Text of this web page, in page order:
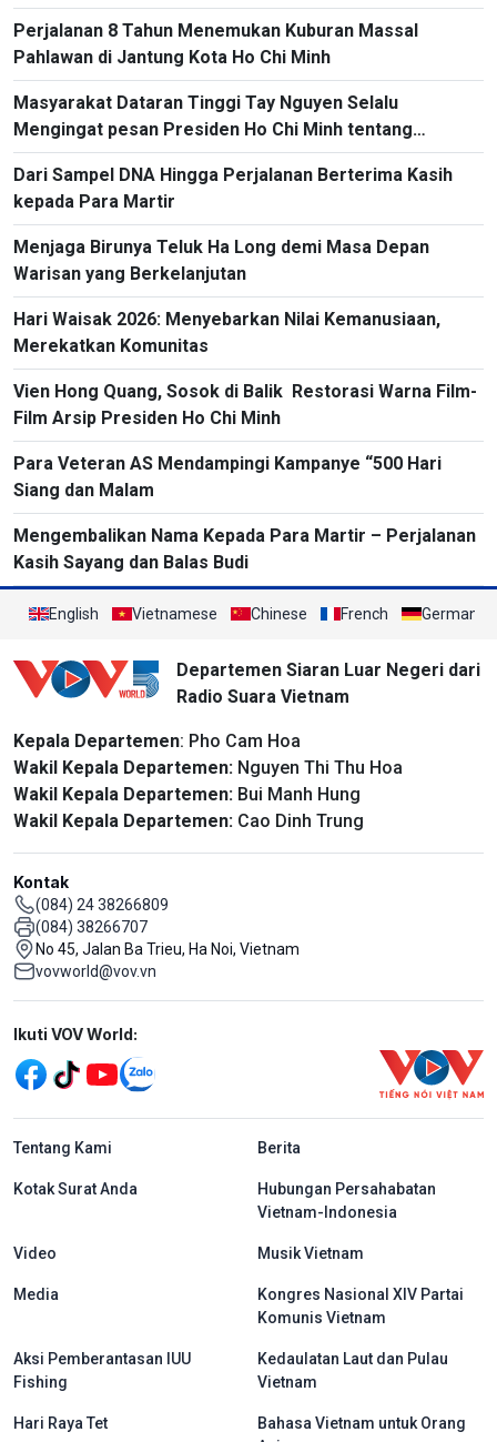
Perjalanan 8 Tahun Menemukan Kuburan Massal
Pahlawan di Jantung Kota Ho Chi Minh
Masyarakat Dataran Tinggi Tay Nguyen Selalu
Mengingat pesan Presiden Ho Chi Minh tentang
Persatuan Besar
Dari Sampel DNA Hingga Perjalanan Berterima Kasih
kepada Para Martir
Menjaga Birunya Teluk Ha Long demi Masa Depan
Warisan yang Berkelanjutan
Hari Waisak 2026: Menyebarkan Nilai Kemanusiaan,
Merekatkan Komunitas
Vien Hong Quang, Sosok di Balik Restorasi Warna Film-
Film Arsip Presiden Ho Chi Minh
Para Veteran AS Mendampingi Kampanye “500 Hari
Siang dan Malam
Mengembalikan Nama Kepada Para Martir – Perjalanan
Kasih Sayang dan Balas Budi
English Vietnamese Chinese French German
Departemen Siaran Luar Negeri dari
Radio Suara Vietnam
Kepala Departemen: Pho Cam Hoa
Wakil Kepala Departemen: Nguyen Thi Thu Hoa
Wakil Kepala Departemen: Bui Manh Hung
Wakil Kepala Departemen: Cao Dinh Trung
Kontak
(084) 24 38266809
(084) 38266707
No 45, Jalan Ba Trieu, Ha Noi, Vietnam
vovworld@vov.vn
Mạng xã hội
Ikuti VOV World:
menu footer tiếng Indo
Tentang Kami Berita
Kotak Surat Anda
Hubungan Persahabatan
Vietnam-Indonesia
Video Musik Vietnam
Media
Kongres Nasional XIV Partai
Komunis Vietnam
Aksi Pemberantasan IUU
Fishing
Kedaulatan Laut dan Pulau
Vietnam
Hari Raya Tet
Bahasa Vietnam untuk Orang